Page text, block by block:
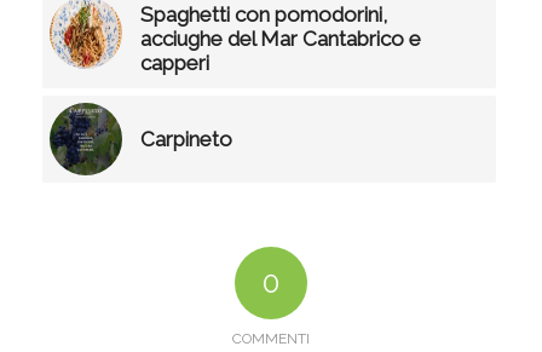
Spaghetti con pomodorini,
acciughe del Mar Cantabrico e
capperi
Carpineto
0
COMMENTI